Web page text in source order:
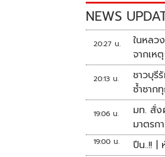
NEWS
20:27 น.
ในหลว
จากเห
พระบร
20:13 น.
ชาวบุรี
ซ้ำซาก
งานเร่
19:06 น.
มท. สั่ง
มาตรก
ศึกษา
19:00 น. ปืน..!! |